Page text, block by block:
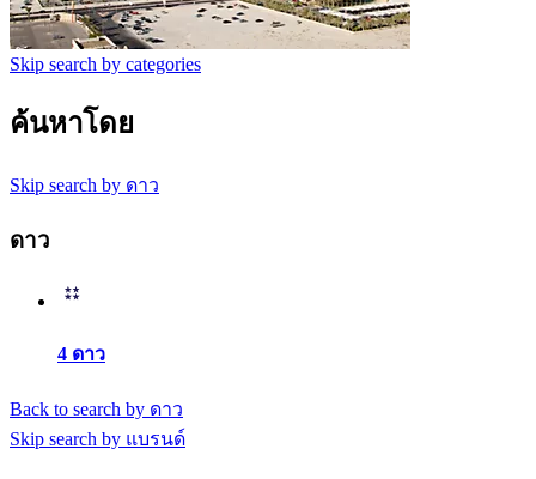
Skip search by categories
ค้นหาโดย
Skip search by ดาว
ดาว
4 ดาว
Back to search by ดาว
Skip search by แบรนด์